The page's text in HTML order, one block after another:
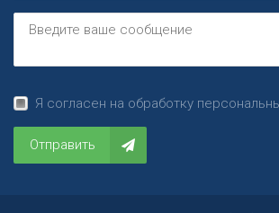
Я согласен на обработку
Отправить